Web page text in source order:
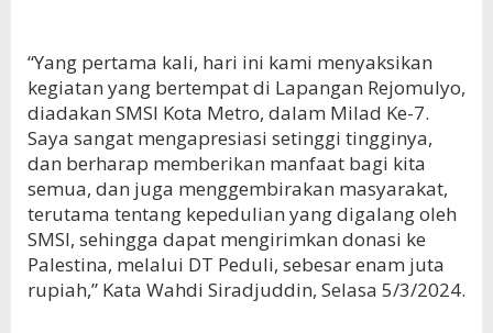
“Yang pertama kali, hari ini kami menyaksikan
kegiatan yang bertempat di Lapangan Rejomulyo,
diadakan SMSI Kota Metro, dalam Milad Ke-7.
Saya sangat mengapresiasi setinggi tingginya,
dan berharap memberikan manfaat bagi kita
semua, dan juga menggembirakan masyarakat,
terutama tentang kepedulian yang digalang oleh
SMSI, sehingga dapat mengirimkan donasi ke
Palestina, melalui DT Peduli, sebesar enam juta
rupiah,” Kata Wahdi Siradjuddin, Selasa 5/3/2024.